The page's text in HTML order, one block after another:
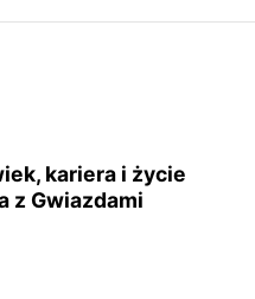
kariera i życie
z Gwiazdami